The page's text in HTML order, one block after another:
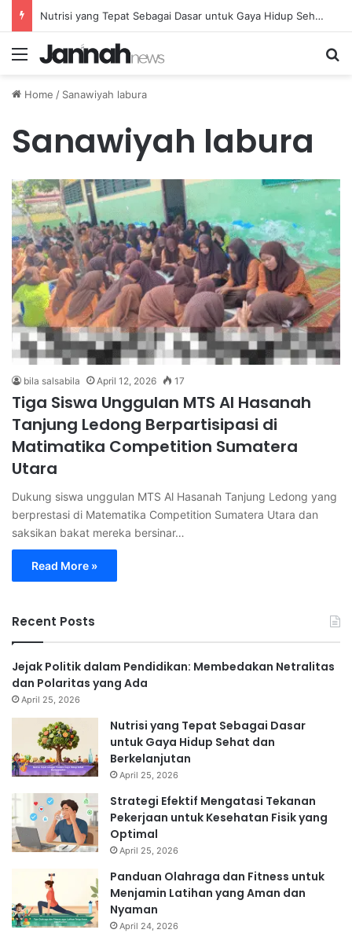
Nutrisi yang Tepat Sebagai Dasar untuk Gaya Hidup Sehat dan Berkelanjutan
Menu
Home / Sanawiyah labura
Sanawiyah labura
bila salsabila April 12, 2026 17
Tiga Siswa Unggulan MTS Al Hasanah
Tanjung Ledong Berpartisipasi di
Matimatika Competition Sumatera
Utara
Dukung siswa unggulan MTS Al Hasanah Tanjung Ledong yang
berprestasi di Matematika Competition Sumatera Utara dan
saksikan bakat mereka bersinar…
Read More »
Recent Posts
Jejak Politik dalam Pendidikan: Membedakan Netralitas
dan Polaritas yang Ada
April 25, 2026
Nutrisi yang Tepat Sebagai Dasar
untuk Gaya Hidup Sehat dan
Berkelanjutan
April 25, 2026
Strategi Efektif Mengatasi Tekanan
Pekerjaan untuk Kesehatan Fisik yang
Optimal
April 25, 2026
Panduan Olahraga dan Fitness untuk
Menjamin Latihan yang Aman dan
Nyaman
April 24, 2026